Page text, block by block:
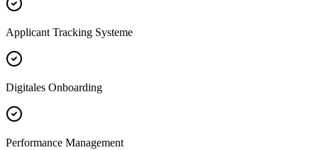
Applicant Tracking Systeme
Digitales Onboarding
Performance Management